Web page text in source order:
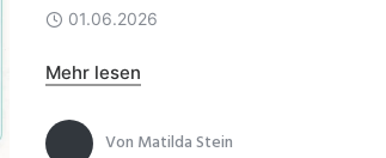
01.06.2026
Mehr lesen
Von Matilda Stein